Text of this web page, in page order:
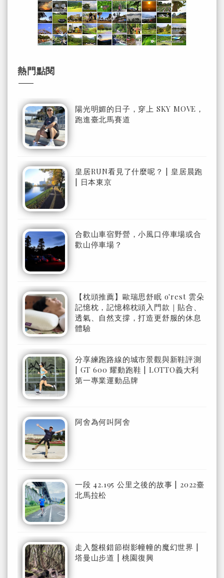
熱門點閱
陽光明媚的日子，穿上 SKY MOVE，
跑進臺北馬賽道
皇居RUN看見了什麼呢？ | 皇居晨跑
| 日本東京
合歡山車宿野營，小風口停車場或合
歡山停車場？
【枕頭推薦】歐瑞思舒眠 o'rest 雲朵
記憶枕，記憶棉枕頭入門款｜貼合、
透氣、自然支撐，打造更舒服的休息
體驗
分享練跑路線的城市景觀與新鞋評測
| GT 600 耀動跑鞋 | LOTTO義大利
第一專業運動品牌
阿舍為何叫阿舍
一段 42.195 公里之後的故事 | 2022臺
北馬拉松
走入盤根錯節樹影幢幢的魔幻世界 |
塔曼山步道 | 桃園復興